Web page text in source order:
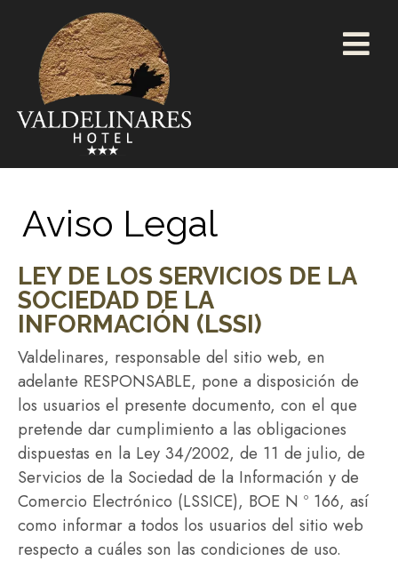
Aviso Legal
LEY DE LOS SERVICIOS DE LA
SOCIEDAD DE LA
INFORMACIÓN (LSSI)
Valdelinares, responsable del sitio web, en
adelante RESPONSABLE, pone a disposición de
los usuarios el presente documento, con el que
pretende dar cumplimiento a las obligaciones
dispuestas en la Ley 34/2002, de 11 de julio, de
Servicios de la Sociedad de la Información y de
Comercio Electrónico (LSSICE), BOE N º 166, así
como informar a todos los usuarios del sitio web
respecto a cuáles son las condiciones de uso.